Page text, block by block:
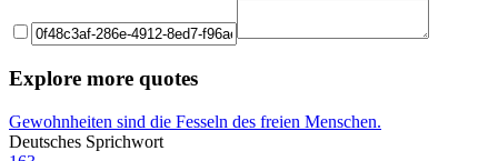
Explore more quotes
Gewohnheiten sind die Fesseln des freien Menschen.
Deutsches Sprichwort